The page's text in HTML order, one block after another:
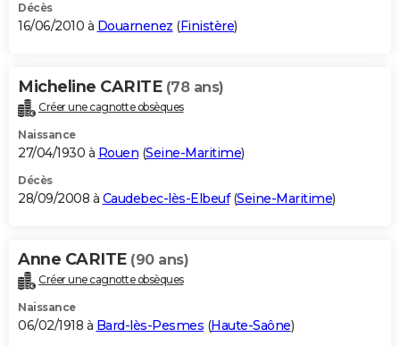
Décès
16/06/2010 à Douarnenez (Finistère)
Micheline CARITE (78 ans)
Créer une cagnotte obsèques
Naissance
27/04/1930 à Rouen (Seine-Maritime)
Décès
28/09/2008 à Caudebec-lès-Elbeuf(Seine-Maritime)
Anne CARITE (90 ans)
Créer une cagnotte obsèques
Naissance
06/02/1918 à Bard-lès-Pesmes (Haute-Saône)